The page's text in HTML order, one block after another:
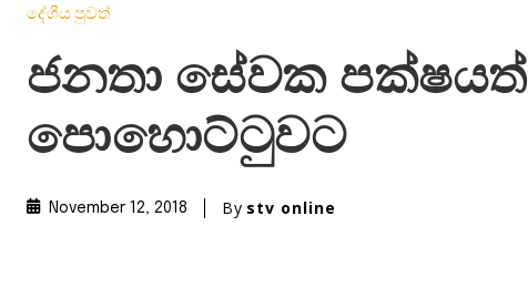
දේශීය පුවත්
ජනතා සේවක පක්ෂයත්
පොහොට්ටුවට
November 12, 2018 By stv online